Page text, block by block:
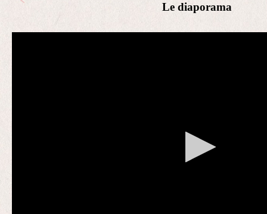
Le diaporama